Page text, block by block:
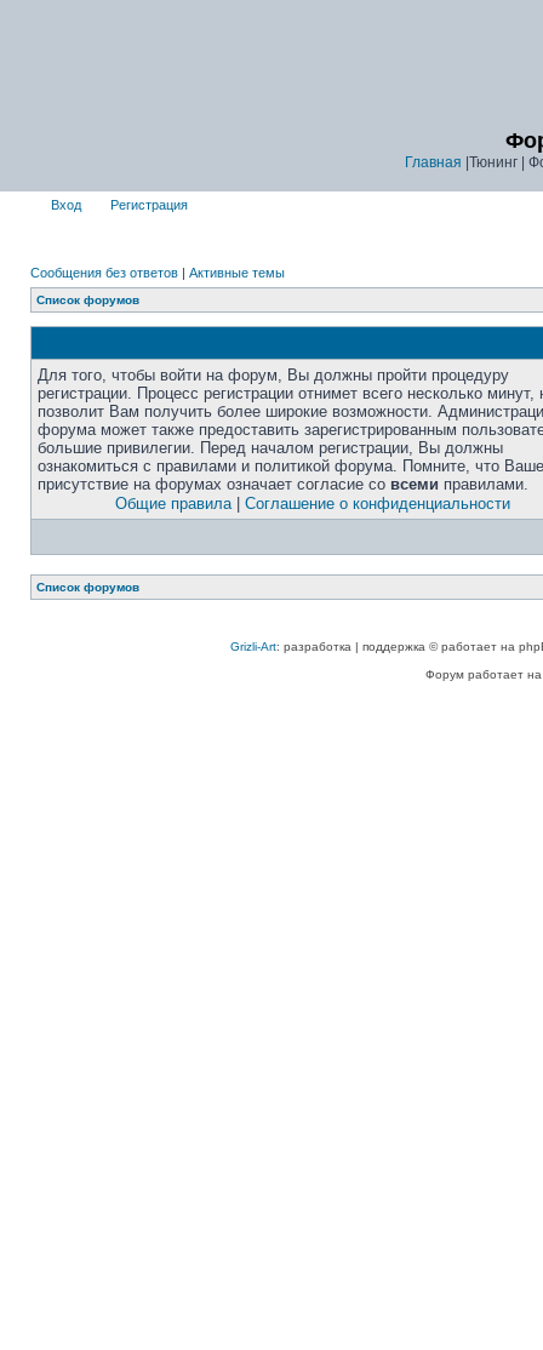
Главная |Тюнинг |
Вход Регистрация
Сообщения без ответов | Активные темы
Список форумов
Для того, чтобы войти на форум, Вы должны пройти процедуру
регистрации. Процесс регистрации отнимет всего несколько минут,
позволит Вам получить более широкие возможности.
форума может также предоставить зарегистрированным
большие привилегии. Перед началом регистрации, Вы должны
ознакомиться с правилами и политикой форума. Помните, что Ваше
присутствие на форумах означает согласие со всеми правилами.
Общие правила| Соглашение о конфиденциальности
Список форумов
Grizli-Art: разработка | поддержка © работает на
Форум работает